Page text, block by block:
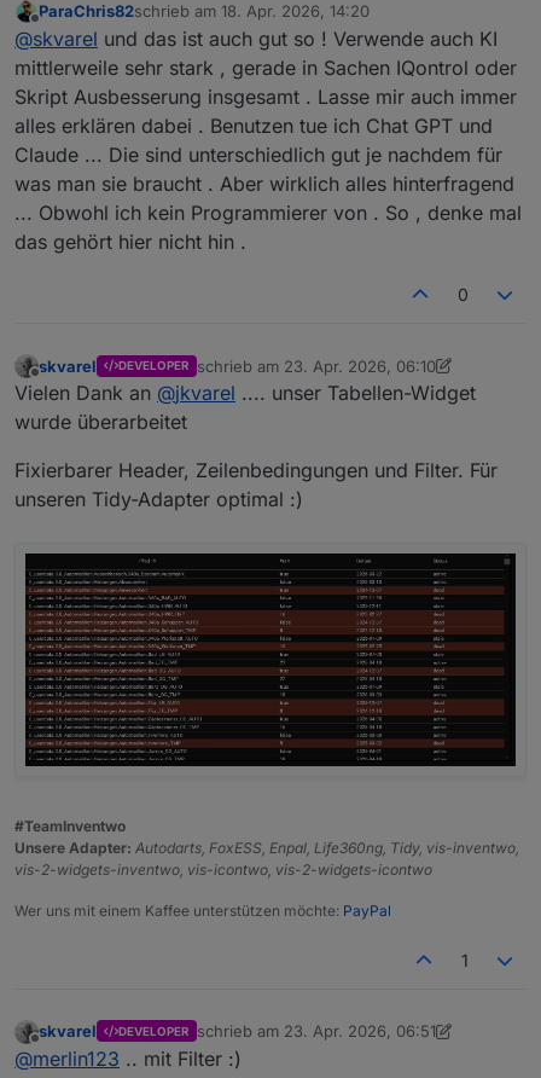
Hier hat Copilot auch den größten Teil übernommen.
Von einem Script zu einem Adapter ist mit KI nur noch
ein Katzensprung.
Offline
ParaChris82schrieb am 18. Apr. 2026, 14:20
zuletzt editiert von
@skvarel und das ist auch gut so ! Verwende auch KI
mittlerweile sehr stark , gerade in Sachen IQontrol oder
Skript Ausbesserung insgesamt . Lasse mir auch immer
alles erklären dabei . Benutzen tue ich Chat GPT und
Claude ... Die sind unterschiedlich gut je nachdem für
was man sie braucht . Aber wirklich alles hinterfragend
... Obwohl ich kein Programmierer von . So , denke mal
das gehört hier nicht hin .
0
Offline
skvarel DEVELOPER schrieb am 23. Apr. 2026, 06:10
zuletzt editiert von skvarel
Vielen Dank an @jkvarel .... unser Tabellen-Widget
wurde überarbeitet
Fixierbarer Header, Zeilenbedingungen und Filter. Für
unseren Tidy-Adapter optimal :)
#TeamInventwo
Unsere Adapter: Autodarts, FoxESS, Enpal, Life360ng, Tidy, vis-inventwo,
vis-2-widgets-inventwo, vis-icontwo, vis-2-widgets-icontwo
Wer uns mit einem Kaffee unterstützen möchte: PayPal
1
Offline
skvarel DEVELOPER schrieb am 23. Apr. 2026, 06:51
zuletzt editiert von skvarel
@merlin123 .. mit Filter :)